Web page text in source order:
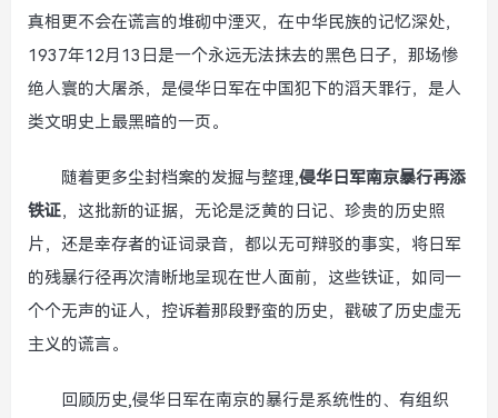
真相更不会在谎言的堆砌中湮灭，在中华民族的记忆深处，
1937年12月13日是一个永远无法抹去的黑色日子，那场惨
绝人寰的大屠杀，是侵华日军在中国犯下的滔天罪行，是人
类文明史上最黑暗的一页。
随着更多尘封档案的发掘与整理,侵华日军南京暴行再添
铁证，这批新的证据，无论是泛黄的日记、珍贵的历史照
片，还是幸存者的证词录音，都以无可辩驳的事实，将日军
的残暴行径再次清晰地呈现在世人面前，这些铁证，如同一
个个无声的证人，控诉着那段野蛮的历史，戳破了历史虚无
主义的谎言。
回顾历史,侵华日军在南京的暴行是系统性的、有组织